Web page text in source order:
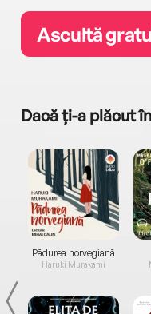
Ascultă
Dacă ți-a plăcut
Pădurea norvegiană
Haruki Murakami